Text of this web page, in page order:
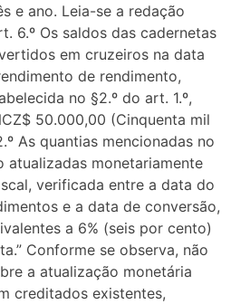
e ano. Leia-se a redação
6.º Os saldos das cadernetas
em cruzeiros na data
de rendimento,
no §2.º do art. 1.º,
50.000,00 (Cinquenta mil
As quantias mencionadas no
atualizadas monetariamente
verificada entre a data do
e a data de conversão,
a 6% (seis por cento)
Conforme se observa, não
a atualização monetária
creditados existentes,